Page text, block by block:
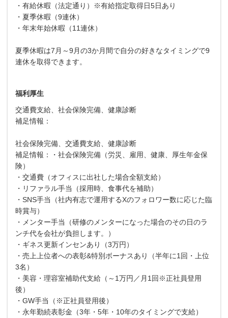
・有給休暇（法定通り）※有給指定取得日5日あり
・夏季休暇（9連休）
・年末年始休暇（11連休）
夏季休暇は7月～9月の3か月間で自分の好きなタイミングで9
連休を取得できます。
福利厚生
交通費支給、社会保険完備、健康診断
補足情報：
社会保険完備、交通費支給、健康診断
補足情報：・社会保険完備（労災、雇用、健康、厚生年金保
険）
・交通費（オフィスに出社した場合全額支給）
・リファラル手当（採用時、食事代を補助）
・SNS手当（社内有志で運用するXのフォロワー数に応じた臨
時賞与）
・メンター手当（研修のメンターになった場合のその日のラ
ンチ代を会社が負担します。）
・ギネス更新インセンあり（3万円）
・売上上位者への表彰&特別ボーナスあり（半年に1回・上位
3名）
・美容・理容室補助代支給（～1万円／月1回※正社員登用
後）
・GW手当（※正社員登用後）
・永年勤続表彰金（3年・5年・10年のタイミングで支給）